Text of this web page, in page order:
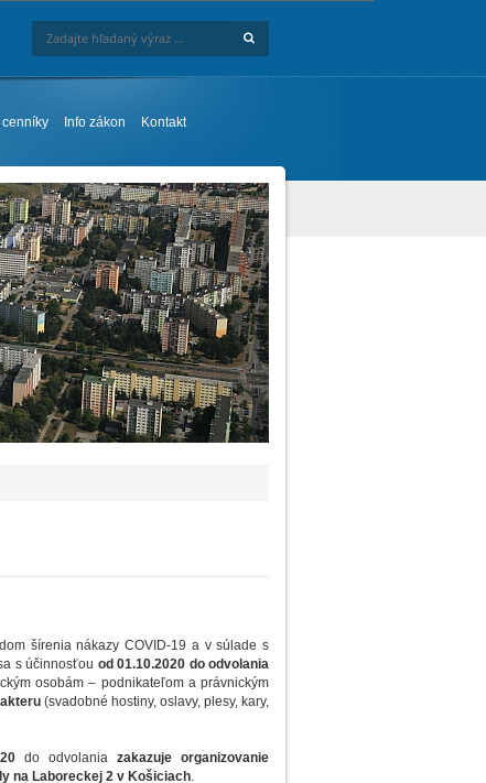
Info zákon Kontakt
šírenia nákazy COVID-19 a v súlade s
s účinnosťou od 01.10.2020 do odvolania
osobám – podnikateľom a právnickým
(svadobné hostiny, oslavy, plesy, kary,
do odvolania zakazuje organizovanie
na Laboreckej 2 v Košiciach.